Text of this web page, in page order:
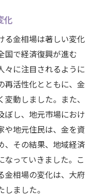
資家動向
の変化
場の流れ
根拠
府市での賢い投資
する方法
戦略
を見つける
フォリオの構築
ドバイス
化
る金相場は著しい変化
国で経済復興が進む
々に注目されるように
再活性化とともに、金
動しました。また、
ぼし、地元市場におけ
や地元住民は、金を資
、その結果、地域経済
なっていきました。こ
金相場の変化は、大府
ました。